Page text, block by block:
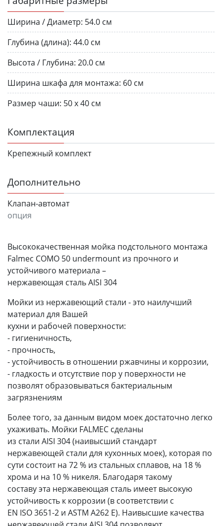
Ширина / Диаметр: 54.0 см
Глубина (длина): 44.0 см
Высота / Глубина: 20.0 см
Ширина шкафа для монтажа: 60 см
Размер чаши: 50 х 40 см
Комплектация
Крепежный комплект
Дополнительно
Клапан-автомат
опция
Высококачественная мойка подстольного монтажа
Falmec COMO 50 undermount из прочного и
устойчивого материала –
нержавеющая сталь AISI 304
Мойки из нержавеющий стали - это наилучший
материал для Вашей
кухни и рабочей поверхности:
- гигиеничность,
- прочность,
- устойчивость в отношении ржавчины и коррозии,
- гладкость и отсутствие пор у поверхности не
позволят образовываться бактериальным
загрязнениям
Более того, за данным видом моек достаточно легко
ухаживать. Мойки FALMEC сделаны
из стали AISI 304 (наивысший стандарт
нержавеющей стали для кухонных моек), которая по
сути состоит на 72 % из стальных сплавов, на 18 %
хрома и на 10 % никеля. Благодаря такому
составу эта нержавеющая сталь имеет высокую
устойчивость к коррозии (в соответствии с
EN ISO 3651-2 и ASTM A262 E). Наивысшие качества